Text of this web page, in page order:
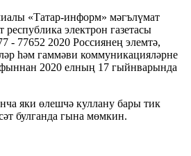
«Татар-информ» мәгълүмат
электрон газетасы
77652 2020 Россиянең элемтә,
һәм гаммәви коммуникацияләрне
2020 елның 17 гыйнварында
яки өлешчә куллану бары тик
булганда гына мөмкин.